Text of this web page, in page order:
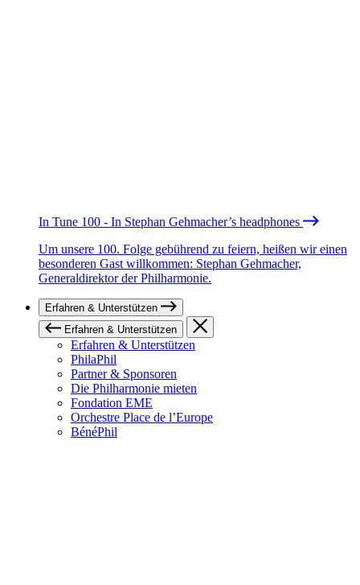
In Tune 100 - In Stephan Gehmacher’s headphones
Um unsere 100. Folge gebührend zu feiern, heißen wir einen
besonderen Gast willkommen: Stephan Gehmacher,
Generaldirektor der Philharmonie.
Erfahren & Unterstützen
Erfahren & Unterstützen
Erfahren & Unterstützen
PhilaPhil
Partner & Sponsoren
Die Philharmonie mieten
Fondation EME
Orchestre Place de l’Europe
BénéPhil